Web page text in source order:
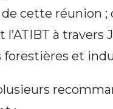
cette réunion ;
à travers
et